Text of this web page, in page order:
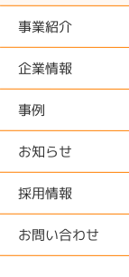
事業紹介
企業情報
事例
お知らせ
採用情報
お問い合わせ